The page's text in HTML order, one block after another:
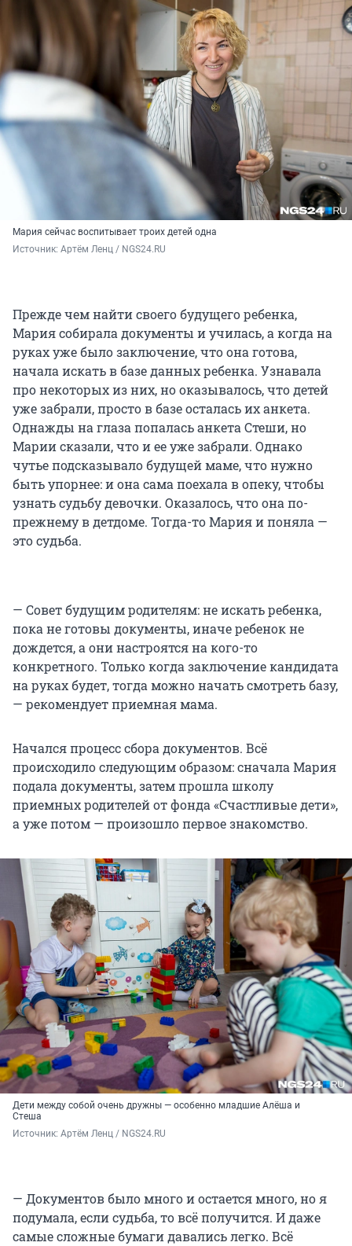
Мария сейчас воспитывает троих детей одна
Источник: Артём Ленц / NGS24.RU
Прежде чем найти своего будущего ребенка,
Мария собирала документы и училась, а когда на
руках уже было заключение, что она готова,
начала искать в базе данных ребенка. Узнавала
про некоторых из них, но оказывалось, что детей
уже забрали, просто в базе осталась их анкета.
Однажды на глаза попалась анкета Стеши, но
Марии сказали, что и ее уже забрали. Однако
чутье подсказывало будущей маме, что нужно
быть упорнее: и она сама поехала в опеку, чтобы
узнать судьбу девочки. Оказалось, что она по-
прежнему в детдоме. Тогда-то Мария и поняла —
это судьба.
— Совет будущим родителям: не искать ребенка,
пока не готовы документы, иначе ребенок не
дождется, а они настроятся на кого-то
конкретного. Только когда заключение кандидата
на руках будет, тогда можно начать смотреть базу,
— рекомендует приемная мама.
Начался процесс сбора документов. Всё
происходило следующим образом: сначала Мария
подала документы, затем прошла школу
приемных родителей от фонда «Счастливые дети»,
а уже потом — произошло первое знакомство.
Дети между собой очень дружны — особенно младшие Алёша и
Стеша
Источник: Артём Ленц / NGS24.RU
— Документов было много и остается много, но я
подумала, если судьба, то всё получится. И даже
самые сложные бумаги давались легко. Всё